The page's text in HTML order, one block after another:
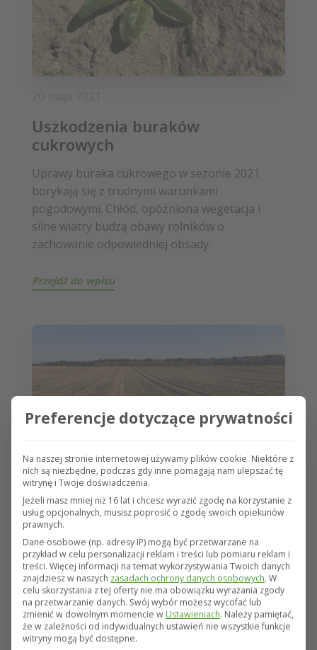
Uszkodzenia buraków
cukrowych
Uprawy buraka cukrowego w sezonie 2021
borykają się z trudnymi warunkami
pogodowymi. Chłód, opóźniona wegetacja i
silne wiatry budzą obawy rolników o
zachowanie odpowiedniej obsady.
Przejdź do wpisu
15 kwietnia 2021
Ujemne skutki przezimowania a
stan upraw rolnych
Wczesna wiosna do idealny moment na
ostateczną ocenę stanu ozimin. Jakie
największe problemy są dostrzegalne w tych
uprawach? Czy oby na pewno oziminy
Preferencje dotyczące prywatności
Na naszej stronie internetowej używamy plików cookie. Niektóre z
nich są niezbędne, podczas gdy inne pomagają nam ulepszać tę
witrynę i Twoje doświadczenia.
Jeżeli masz mniej niż 16 lat i chcesz wyrazić zgodę na korzystanie z
usług opcjonalnych, musisz poprosić o zgodę swoich opiekunów
prawnych.
Dane osobowe (np. adresy IP) mogą być przetwarzane na
przykład w celu personalizacji reklam i treści lub pomiaru reklam i
treści. Więcej informacji na temat wykorzystywania Twoich danych
znajdziesz w naszych zasadach ochrony danych osobowych. W
celu skorzystania z tej oferty nie ma obowiązku wyrażania zgody
na przetwarzanie danych. Swój wybór możesz wycofać lub
zmienić w dowolnym momencie w Ustawieniach. Należy pamiętać,
że w zależności od indywidualnych ustawień nie wszystkie funkcje
witryny mogą być dostępne.